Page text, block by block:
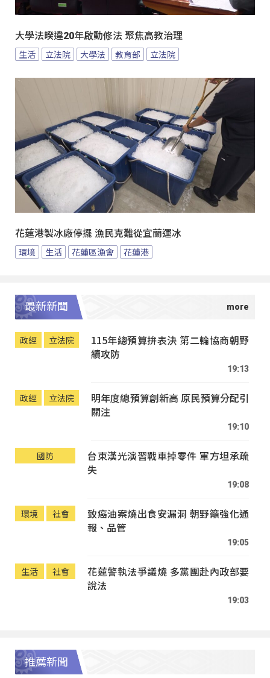
大學法暌違20年啟動修法 聚焦高教治理
生活 立法院 大學法 教育部 立法院
花蓮港製冰廠停擺 漁民克難從宜蘭運冰
環境 生活 花蓮區漁會 花蓮港
最新新聞
政經 立法院
115年總預算拚表決 第二輪協商朝野
續攻防
19:13
政經 立法院
明年度總預算創新高 原民預算分配引
關注
19:10
國防
台東漢光演習戰車掉零件 軍方坦承疏
失
19:08
環境 社會
致癌油案燒出食安漏洞 朝野籲強化通
報、品管
19:05
生活 社會
花蓮警執法爭議燒 多黨團赴內政部要
說法
19:03
推薦新聞